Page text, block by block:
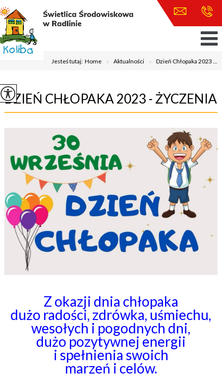
Jesteś tutaj:Home > Aktualności > Dzień Chłopaka 2023 ...
DZIEŃ CHŁOPAKA 2023 - ŻYCZENIA
Z okazji dnia chłopaka
dużo radości, zdrówka, uśmiechu,
wesołych i pogodnych dni,
dużo pozytywnej energii
i spełnienia swoich
marzeń i celów.